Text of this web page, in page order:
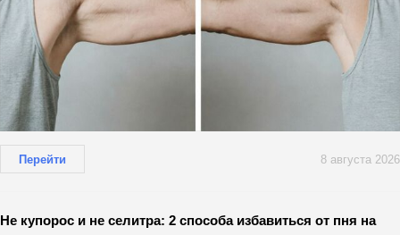
Перейти 8 августа 2026
Не купорос и не селитра: 2 способа избавиться от пня на